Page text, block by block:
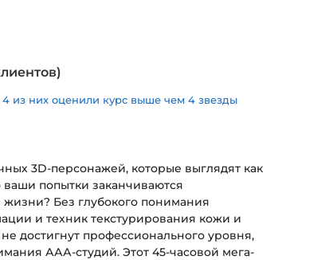
4 из них оценили курс выше чем 4 звезды
3D-персонажей, которые выглядят как
попытки заканчиваются
Без глубокого понимания
и техник текстурирования кожи и
достигнут профессионального уровня,
ААА-студий. Этот 45-часовой мега-